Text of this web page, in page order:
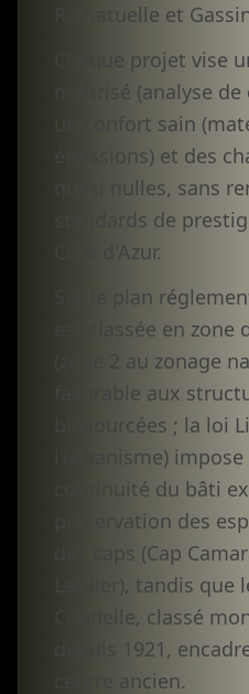
Ramatuelle et
Chaque projet vise
maîtrisé (analyse
un confort sain
émissions) et des
quasi nulles, sans
standards de
Côte d'Azur.
Sur le plan
est classée en
(zone 2 au zonage
favorable aux
biosourcées ; la loi
l'urbanisme)
continuité du bâti
préservation des
des caps (Cap
Lardier), tandis que
Citadelle, classé
depuis 1921,
centre ancien.